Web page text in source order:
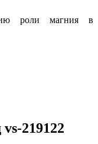
роли магния в
219122